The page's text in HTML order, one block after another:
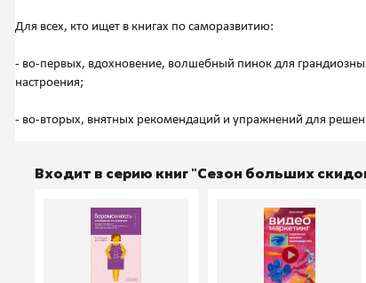
Для всех, кто ищет в книгах по саморазвитию:
- во-первых, вдохновение, волшебный пинок для
настроения;
Входит в серию книг "Сезон больших